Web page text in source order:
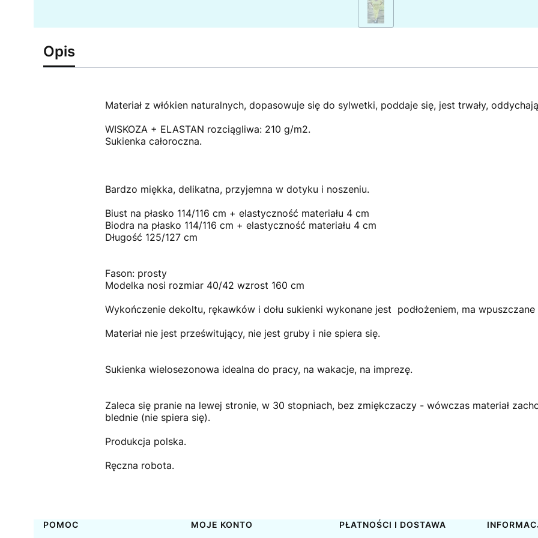
Opis
Materiał z włókien naturalnych, dopasowuje się do sylwetki, poddaje się, jest trwały,
WISKOZA + ELASTAN rozciągliwa: 210 g/m2.
Sukienka całoroczna.
Bardzo miękka, delikatna, przyjemna w dotyku i noszeniu.
Biust na płasko 114/116 cm + elastyczność materiału 4 cm
Biodra na płasko 114/116 cm + elastyczność materiału 4 cm
Długość 125/127 cm
Fason: prosty
Modelka nosi rozmiar 40/42 wzrost 160 cm
Wykończenie dekoltu, rękawków i dołu sukienki wykonane jest podłożeniem, ma wpuszczane
Materiał nie jest prześwitujący, nie jest gruby i nie spiera się.
Sukienka wielosezonowa idealna do pracy, na wakacje, na imprezę.
Zaleca się pranie na lewej stronie, w 30 stopniach, bez zmiękczaczy - wówczas materiał
blednie (nie spiera się).
Produkcja polska.
Ręczna robota.
Linki w stopce
POMOC MOJE KONTO PŁATNOŚCI I DOSTAWA